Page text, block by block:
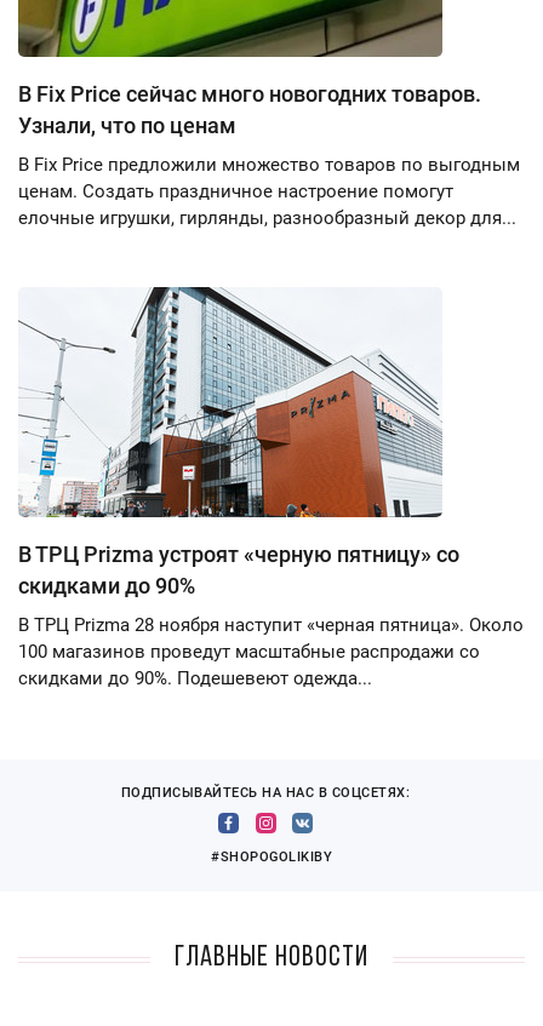
В Fix Price сейчас много новогодних товаров.
Узнали, что по ценам
В Fix Price предложили множество товаров по выгодным
ценам. Создать праздничное настроение помогут
елочные игрушки, гирлянды, разнообразный декор для...
В ТРЦ Prizma устроят «черную пятницу» со
скидками до 90%
В ТРЦ Prizma 28 ноября наступит «черная пятница». Около
100 магазинов проведут масштабные распродажи со
скидками до 90%. Подешевеют одежда...
ПОДПИСЫВАЙТЕСЬ НА НАС В СОЦСЕТЯХ:
#SHOPOGOLIKIBY
Главные новости